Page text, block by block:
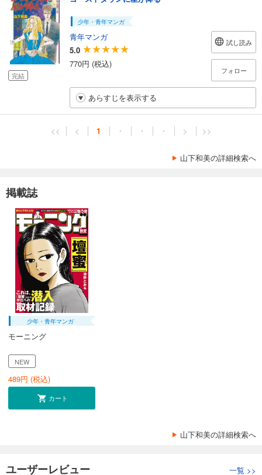
完結
少年・青年マンガ
青年マンガ
5.0
770円 (税込)
試し読み
フォロー
あらすじを表示する
<< < 1 ・ ・ ・ > >>
山下和美の詳細検索へ
掲載誌
少年・青年マンガ
モーニング
NEW
489円 (税込)
カート
山下和美の詳細検索へ
ユーザーレビュー 一覧 >>